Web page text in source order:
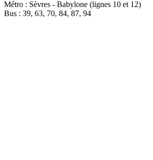
Métro : Sèvres - Babylone (lignes 10 et 12)
Bus : 39, 63, 70, 84, 87, 94